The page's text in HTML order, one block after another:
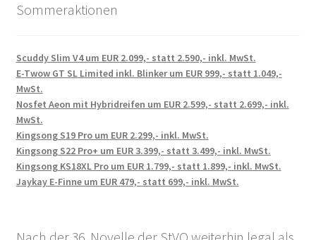
Sommeraktionen
Scuddy Slim V4 um EUR 2.099,- statt 2.590,- inkl. MwSt.
E-Twow GT SL Limited inkl. Blinker um EUR 999,- statt 1.049,-
MwSt.
Nosfet Aeon mit Hybridreifen um EUR 2.599,- statt 2.699,- inkl.
MwSt.
Kingsong S19 Pro um EUR 2.299,- inkl. MwSt.
Kingsong S22 Pro+ um EUR 3.399,- statt 3.499,- inkl. MwSt.
Kingsong KS18XL Pro um EUR 1.799,- statt 1.899,- inkl. MwSt.
Jaykay E-Finne um EUR 479,- statt 699,- inkl. MwSt.